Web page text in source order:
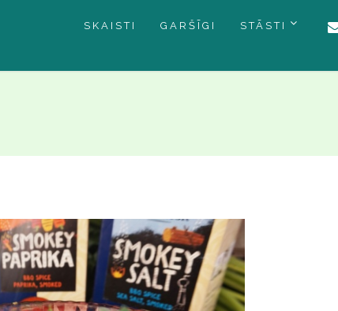
SKAISTI GARŠĪGI STĀSTI